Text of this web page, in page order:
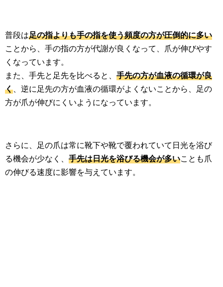
普段は足の指よりも手の指を使う頻度の方が圧倒的に多い
ことから、手の指の方が代謝が良くなって、爪が伸びやす
くなっています。
また、手先と足先を比べると、 手先の方が血液の循環が良
く、逆に足先の方が血液の循環がよくないことから、足の
方が爪が伸びにくいようになっています。
さらに、足の爪は常に靴下や靴で覆われていて日光を浴び
る機会が少なく、 手先は日光を浴びる機会が多いことも爪
の伸びる速度に影響を与えています。